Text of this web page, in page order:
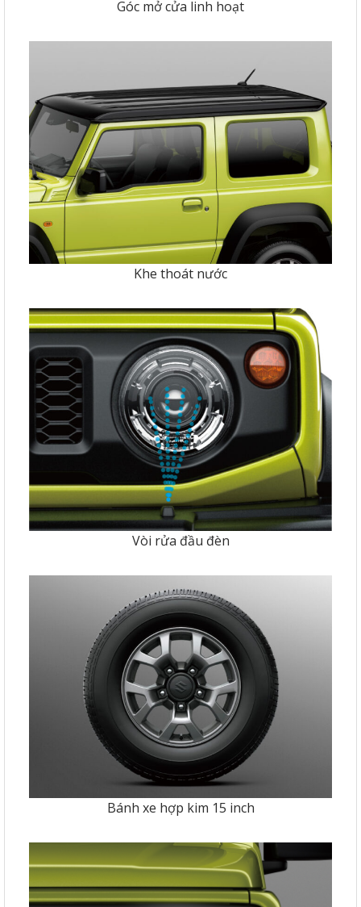
Góc mở cửa linh hoạt
Khe thoát nước
Vòi rửa đầu đèn
Bánh xe hợp kim 15 inch